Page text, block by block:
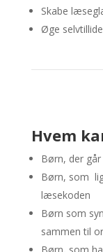
Skabe
Øge
Hvem
Børn, der går
Børn, som
læsekoden
Børn som
sammen til